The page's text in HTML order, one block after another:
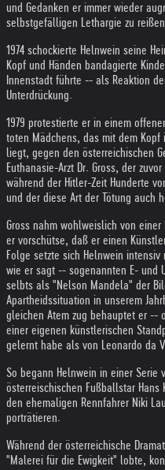
und Gedanken er immer wieder
selbstgefälligen Lethargie zu
1974 schockierte Helnwein seine
Kopf und Händen bandagierte
Innenstadt führte -- als Reaktion
Unterdrückung.
1979 protestierte er in einem
toten Mädchens, das mit dem
liegt, gegen den österreichischen
Euthanasie-Arzt Dr. Gross, der
während der Hitler-Zeit Hunderte
und der diese Art der Tötung auch
Gross nahm wohlweislich von
er vorschütse, daß er einen
Folge setzte sich Helnwein
wie er sagt -- sogenannten E- und
selbts als "Nelson Mandela" der
Apartheidssituation in unserem
gleichen Atem zug behauptet er --
einer eigenen künstlerischen
gelernt habe als von Leonardo da
So begann Helnwein in einer Serie
österreischischen Fußballstar Hans
den ehemaligen Rennfahrer Niki
porträtieren.
Während der österreichische
"Malerei für die Ewigkeit" lobte,